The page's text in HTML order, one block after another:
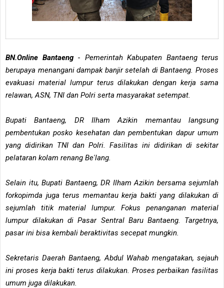
BN.Online Bantaeng- Pemerintah Kabupaten Bantaeng terus
berupaya menangani dampak banjir setelah di Bantaeng. Proses
evakuasi material lumpur terus dilakukan dengan kerja sama
relawan, ASN, TNI dan Polri serta masyarakat setempat.
Bupati Bantaeng, DR Ilham Azikin memantau langsung
pembentukan posko kesehatan dan pembentukan dapur umum
yang didirikan TNI dan Polri. Fasilitas ini didirikan di sekitar
pelataran kolam renang Be'lang.
Selain itu, Bupati Bantaeng, DR Ilham Azikin bersama sejumlah
forkopimda juga terus memantau kerja bakti yang dilakukan di
sejumlah titik material lumpur. Fokus penanganan material
lumpur dilakukan di Pasar Sentral Baru Bantaeng. Targetnya,
pasar ini bisa kembali beraktivitas secepat mungkin.
Sekretaris Daerah Bantaeng, Abdul Wahab mengatakan, sejauh
ini proses kerja bakti terus dilakukan. Proses perbaikan fasilitas
umum juga dilakukan.